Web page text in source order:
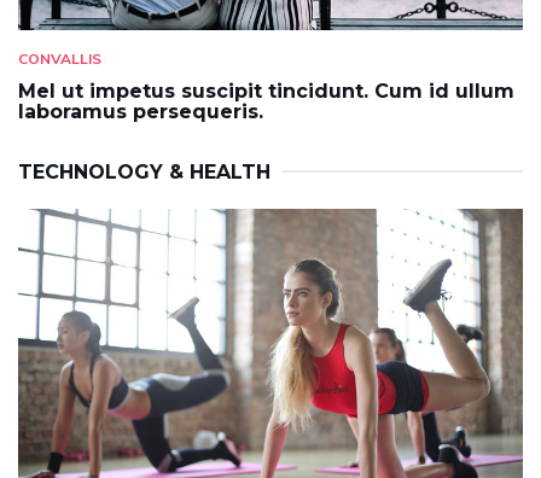
CONVALLIS
Mel ut impetus suscipit tincidunt. Cum id ullum
laboramus persequeris.
TECHNOLOGY & HEALTH